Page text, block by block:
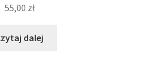
55,00 zł
dalej